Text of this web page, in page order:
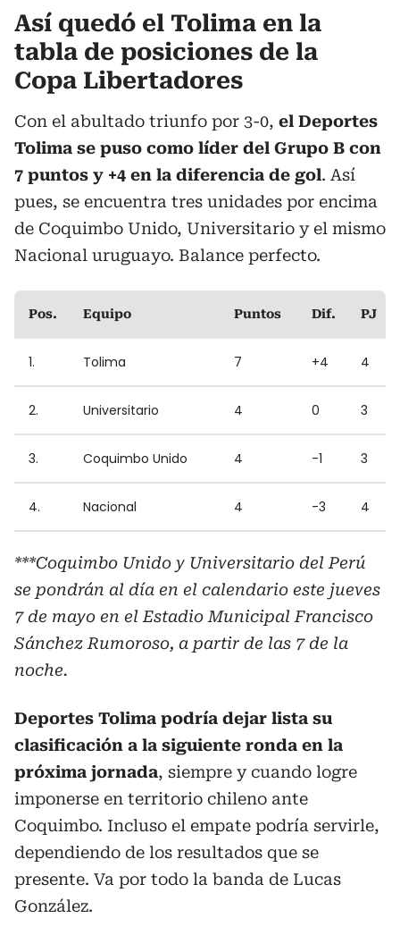
Así quedó el Tolima en la
tabla de posiciones de la
Copa Libertadores
Con el abultado triunfo por 3-0, el Deportes
Tolima se puso como líder del Grupo B con
7 puntos y +4 en la diferencia de gol. Así
pues, se encuentra tres unidades por encima
de Coquimbo Unido, Universitario y el mismo
Nacional uruguayo. Balance perfecto.
Pos. Equipo Puntos Dif. PJ
1. Tolima 7 +4 4
2. Universitario 4 0 3
3. Coquimbo Unido 4 -1 3
4. Nacional 4 -3 4
***Coquimbo Unido y Universitario del Perú
se pondrán al día en el calendario este jueves
7 de mayo en el Estadio Municipal Francisco
Sánchez Rumoroso, a partir de las 7 de la
noche.
Deportes Tolima podría dejar lista su
clasificación a la siguiente ronda en la
próxima jornada, siempre y cuando logre
imponerse en territorio chileno ante
Coquimbo. Incluso el empate podría servirle,
dependiendo de los resultados que se
presente. Va por todo la banda de Lucas
González.